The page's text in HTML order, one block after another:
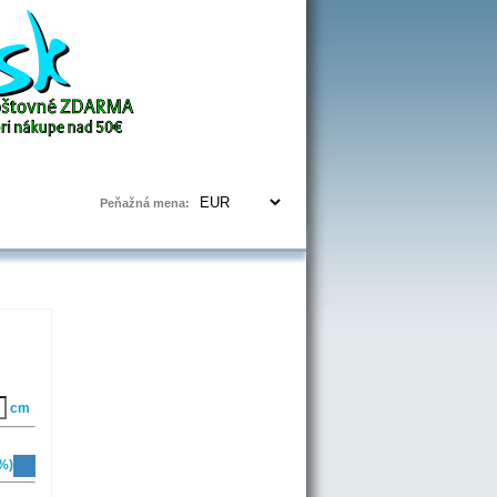
Peňažná mena:
cm